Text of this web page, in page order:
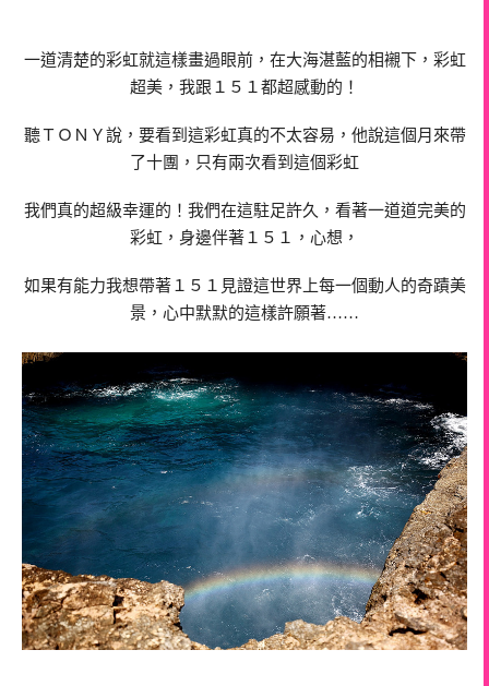
一道清楚的彩虹就這樣畫過眼前，在大海湛藍的相襯下，彩虹
超美，我跟１５１都超感動的！
聽ＴＯＮＹ說，要看到這彩虹真的不太容易，他說這個月來帶
了十團，只有兩次看到這個彩虹
我們真的超級幸運的！我們在這駐足許久，看著一道道完美的
彩虹，身邊伴著１５１，心想，
如果有能力我想帶著１５１見證這世界上每一個動人的奇蹟美
景，心中默默的這樣許願著……